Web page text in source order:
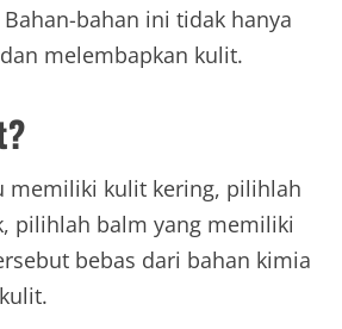
bahan ini tidak hanya
melembapkan kulit.
memiliki kulit kering, pilihlah
pilihlah balm yang memiliki
bebas dari bahan kimia